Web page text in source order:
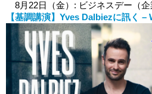
8月22日（金）: ビジネスデー （
【基調講演】Yves Dalbiezに訊く